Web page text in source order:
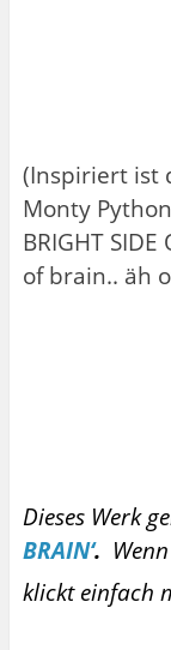
(Inspiriert ist
Monty
BRIGHT SIDE
of brain.. äh
Dieses Werk
BRAIN‘.
klickt einfach